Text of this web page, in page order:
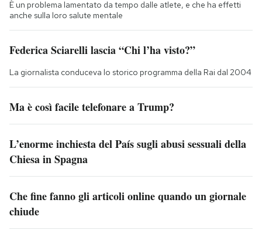
È un problema lamentato da tempo dalle atlete, e che ha effetti
anche sulla loro salute mentale
Federica Sciarelli lascia “Chi l’ha visto?”
La giornalista conduceva lo storico programma della Rai dal 2004
Ma è così facile telefonare a Trump?
L’enorme inchiesta del País sugli abusi sessuali della
Chiesa in Spagna
Che fine fanno gli articoli online quando un giornale
chiude